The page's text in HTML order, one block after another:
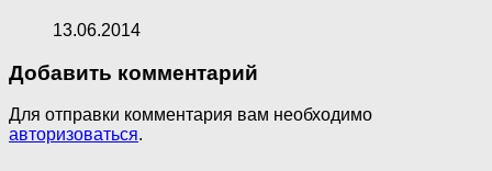
13.06.2014
Добавить комментарий
Для отправки комментария вам необходимо
авторизоваться.